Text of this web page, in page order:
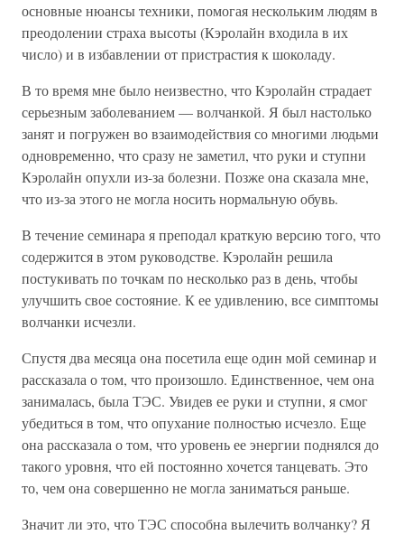
основные нюансы техники, помогая нескольким людям в
преодолении страха высоты (Кэролайн входила в их
число) и в избавлении от пристрастия к шоколаду.
В то время мне было неизвестно, что Кэролайн страдает
серьезным заболеванием — волчанкой. Я был настолько
занят и погружен во взаимодействия со многими людьми
одновременно, что сразу не заметил, что руки и ступни
Кэролайн опухли из-за болезни. Позже она сказала мне,
что из-за этого не могла носить нормальную обувь.
В течение семинара я преподал краткую версию того, что
содержится в этом руководстве. Кэролайн решила
постукивать по точкам по несколько раз в день, чтобы
улучшить свое состояние. К ее удивлению, все симптомы
волчанки исчезли.
Спустя два месяца она посетила еще один мой семинар и
рассказала о том, что произошло. Единственное, чем она
занималась, была ТЭС. Увидев ее руки и ступни, я смог
убедиться в том, что опухание полностью исчезло. Еще
она рассказала о том, что уровень ее энергии поднялся до
такого уровня, что ей постоянно хочется танцевать. Это
то, чем она совершенно не могла заниматься раньше.
Значит ли это, что ТЭС способна вылечить волчанку? Я